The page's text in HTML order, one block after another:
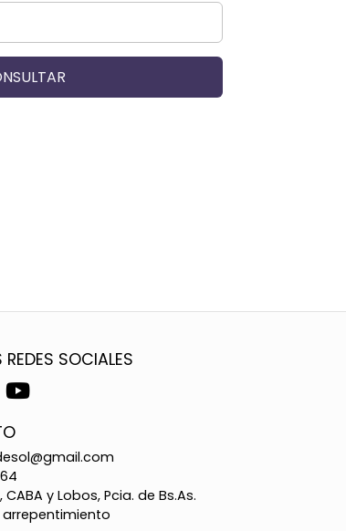
REDES SOCIALES
y Lobos, Pcia. de Bs.As.